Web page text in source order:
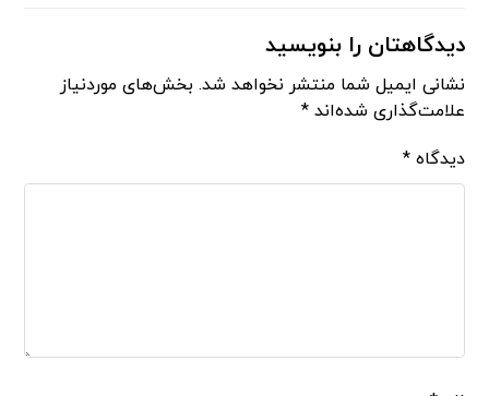
دیدگاهتان را بنویسید
نشانی ایمیل شما منتشر نخواهد شد. بخش‌های موردنیاز
علامت‌گذاری شده‌اند*
دیدگاه*